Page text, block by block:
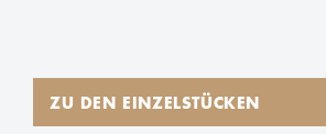
ZU DEN EINZELSTÜCKEN